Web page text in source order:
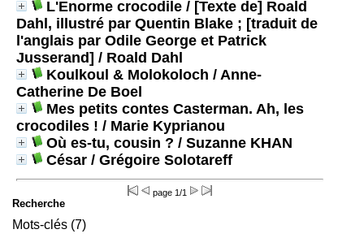
L'Enorme crocodile / [Texte de] Roald
Dahl, illustré par Quentin Blake ; [traduit de
l'anglais par Odile George et Patrick
Jusserand] / Roald Dahl
Koulkoul & Molokoloch / Anne-
Catherine De Boel
Mes petits contes Casterman. Ah, les
crocodiles ! / Marie Kyprianou
Où es-tu, cousin ? / Suzanne KHAN
César / Grégoire Solotareff
page 1/1
Recherche
Mots-clés (7)